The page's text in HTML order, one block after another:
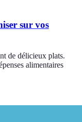
sur vos
de délicieux plats.
alimentaires